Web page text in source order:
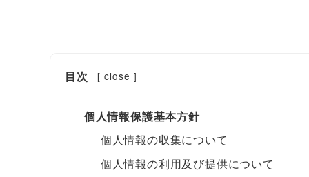
目次 [ close ]
個人情報保護基本方針
個人情報の収集について
個人情報の利用及び提供について